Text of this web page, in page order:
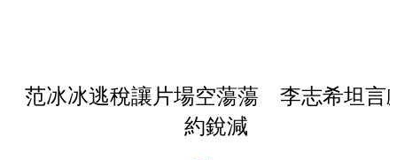
范冰冰逃稅讓片場空蕩蕩 李志希坦言
約銳減